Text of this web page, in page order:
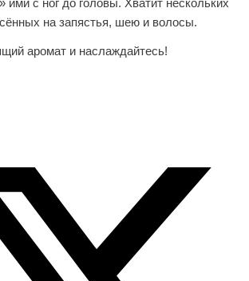
ими с ног до головы. Хватит нескольких
на запястья, шею и волосы.
аромат и наслаждайтесь!